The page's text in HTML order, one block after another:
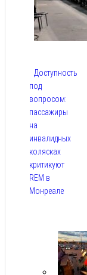
Доступность
под
вопросом:
пассажиры
на
инвалидных
колясках
критикуют
REM в
Монреале